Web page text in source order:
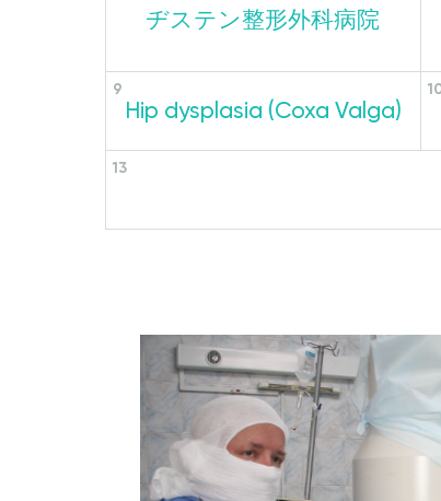
ヂステン整形外科病院
Hip dysplasia (Coxa Valga)